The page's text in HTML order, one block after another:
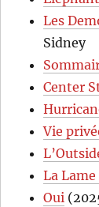
Les
Sidney
Center
Vie
La
Oui